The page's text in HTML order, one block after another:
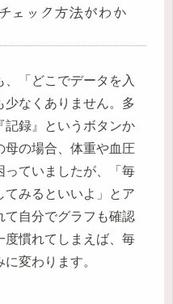
ェック方法がわか
「どこでデータを入
少なくありません。多
記録』というボタンか
母の場合、体重や血圧
っていましたが、「毎
てみるといいよ」とア
て自分でグラフも確認
度慣れてしまえば、毎
変わります。